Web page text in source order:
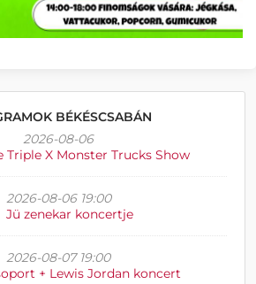
BÉKÉSCSABÁN
2026-08-06
Triple X Monster Trucks Show
2026-08-06 19:00
Jü zenekar koncertje
2026-08-07 19:00
+ Lewis Jordan koncert